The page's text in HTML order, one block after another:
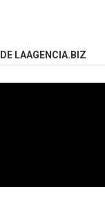
LAAGENCIA.BIZ